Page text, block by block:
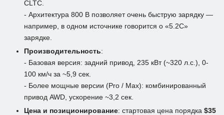
CLTC.
- Архитектура 800 В позволяет очень быструю зарядку —
например, в одном источнике говорится о «5.2C»
зарядке.
Производительность:
- Базовая версия: задний привод, 235 кВт (~320 л.с.), 0-
100 км/ч за ~5,9 сек.
- Более мощные версии (Pro / Max): комбинированный
привод AWD, ускорение ~3,2 сек.
Цена и позиционирование: стартовая цена порядка $35